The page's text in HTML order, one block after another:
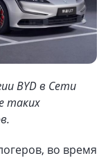
BYD в Сети
таких
во время